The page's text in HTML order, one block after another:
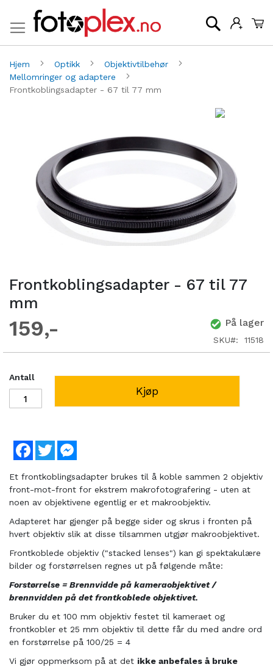
Søk
Hjem Optikk
Objektivtilbehør
Mellomringer og adaptere
Frontkoblingsadapter - 67 til 77 mm
Frontkoblingsadapter - 67 til 77
mm
159 På lager
SKU 11518
Antall
Kjøp
Facebook
Twitter
bildegalleri
Et frontkoblingsadapter brukes til å koble sammen 2 objektiv
front-mot-front for ekstrem makrofotografering - uten at
noen av objektivene egentlig er et makroobjektiv.
Adapteret har gjenger på begge sider og skrus i fronten på
hvert objektiv slik at disse tilsammen utgjør makroobjektivet.
Frontkoblede objektiv ("stacked lenses") kan gi spektakulære
bilder og forstørrelsen regnes ut på følgende måte:
Forstørrelse = Brennvidde på kameraobjektivet /
brennvidden på det frontkoblede objektivet.
Bruker du et 100 mm objektiv festet til kameraet og
frontkobler et 25 mm objektiv til dette får du med andre ord
en forstørrelse på 100/25 = 4
Vi gjør oppmerksom på at det ikke anbefales å bruke